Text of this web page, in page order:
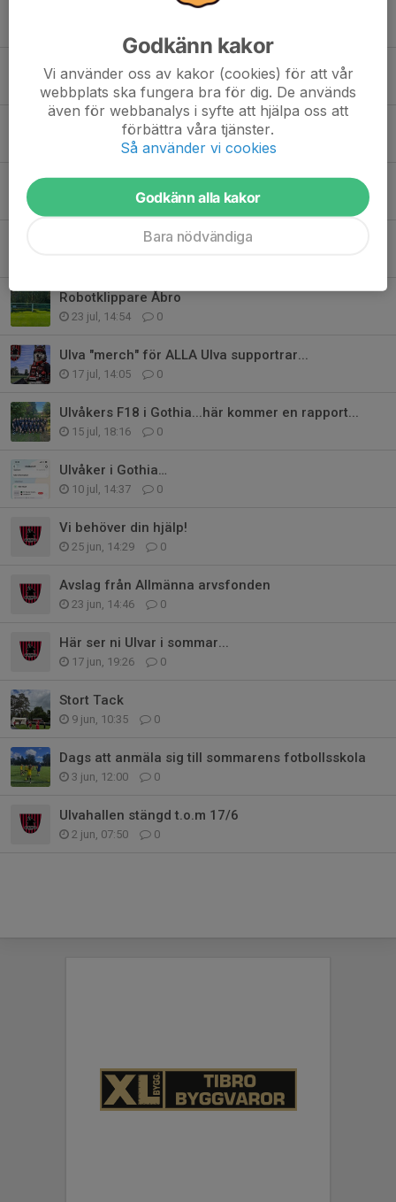
Parkering under Ulvabingo ONS+LÖR
Kvartalsmöte (medlemsmöte)
3 aug, 16:33
Premiär Ulvabingo 5/8!
31 jul, 11:09 0
Viktig påminnelse – lås anläggningen
0
Nu drar vi igång Ulvarnas nya hejarklack!
Robotklippare Åbro
23 jul, 14:54 0
Ulva "merch" för ALLA Ulva supportrar...
17 jul, 14:05 0
Ulvåkers F18 i Gothia...här kommer en rapport...
15 jul, 18:16 0
Ulvåker i Gothia…
10 jul, 14:37 0
Vi behöver din hjälp!
25 jun, 14:29 0
Avslag från Allmänna arvsfonden
23 jun, 14:46 0
Här ser ni Ulvar i sommar...
17 jun, 19:26 0
Stort Tack
9 jun, 10:35 0
Dags att anmäla sig till sommarens fotbollsskola
3 jun, 12:00 0
Ulvahallen stängd t.o.m 17/6
2 jun, 07:50 0
Godkänn kakor
Vi använder oss av kakor (cookies) för att vår
webbplats ska fungera bra för dig. De används
även för webbanalys i syfte att hjälpa oss att
förbättra våra tjänster.
Så använder vi cookies
Godkänn alla kakor
Bara nödvändiga